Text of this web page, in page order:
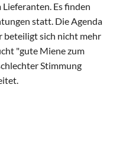
Lieferanten. Es finden
statt. Die Agenda
beteiligt sich nicht mehr
"gute Miene zum
Stimmung